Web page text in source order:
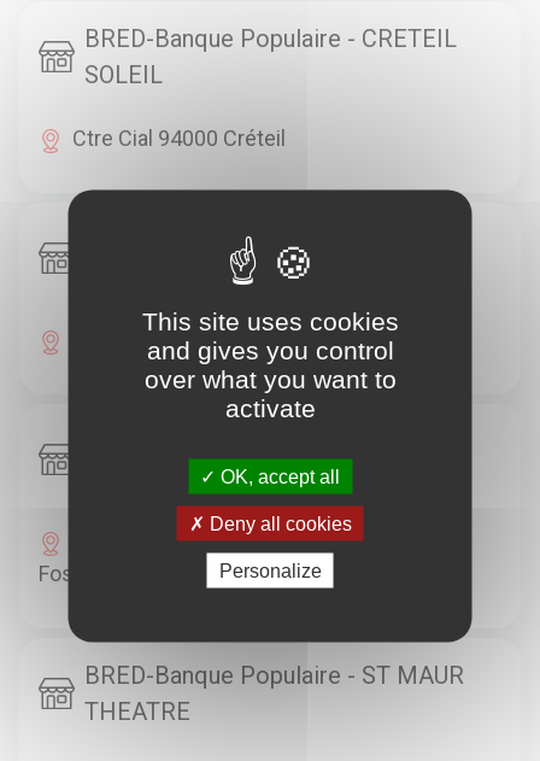
BRED-Banque Populaire - CRETEIL
SOLEIL
Ctre Cial 94000 Créteil
BRED-Banque Populaire - CRETEIL
66, Ave François Mitterand 94000 Créteil
DES FOSSES HOTEL DE VILLE
18, Ave Emile Zola 94100 Saint-Maur-Des-
Fossés
BRED-Banque Populaire - ST MAUR
THEATRE
This site uses cookies
and gives you control
over what you want to
activate
OK, accept all
Deny all cookies
Personalize